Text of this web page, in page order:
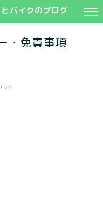
バイクのブログ
・免責事項
ンク